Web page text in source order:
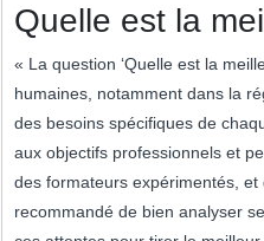
Quelle est la
« La question ‘Quelle est la
humaines, notamment dans la
des besoins spécifiques de
aux objectifs professionnels et
des formateurs expérimentés,
recommandé de bien analyser